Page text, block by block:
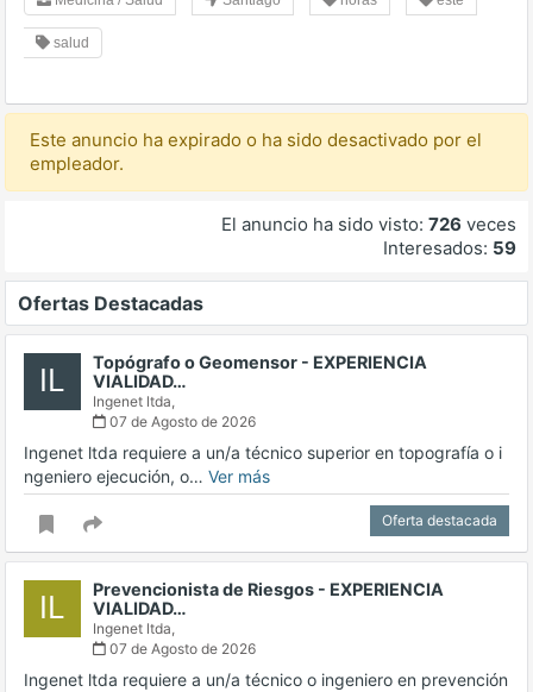
salud
Este anuncio ha expirado o ha sido desactivado por el
empleador.
El anuncio ha sido visto: 726 veces
Interesados: 59
Ofertas Destacadas
IL
Topógrafo o Geomensor - EXPERIENCIA
VIALIDAD…
Ingenet ltda,
07 de Agosto de 2026
Ingenet ltda requiere a un/a técnico superior en topografía o i
ngeniero ejecución, o… Ver más
Oferta destacada
IL
Prevencionista de Riesgos - EXPERIENCIA
VIALIDAD…
Ingenet ltda,
07 de Agosto de 2026
Ingenet ltda requiere a un/a técnico o ingeniero en prevención